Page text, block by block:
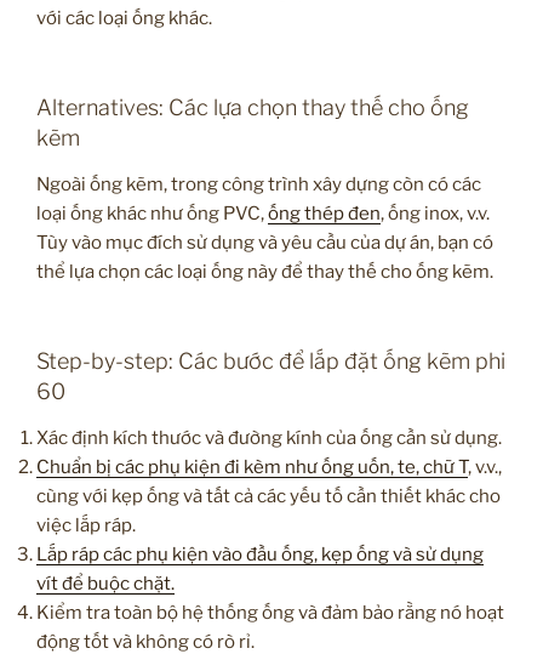
với các loại ống khác.
Alternatives: Các lựa chọn thay thế cho ống
kẽm
Ngoài ống kẽm, trong công trình xây dựng còn có các
loại ống khác như ống PVC,ống thép đen, ống inox, v.v.
Tùy vào mục đích sử dụng và yêu cầu của dự án, bạn có
thể lựa chọn các loại ống này để thay thế cho ống kẽm.
Step-by-step: Các bước để lắp đặt ống kẽm phi
60
Xác định kích thước và đường kính của ống cần sử dụng.
Chuẩn bị các phụ kiện đi kèm như ống uốn, te, chữ T, v.v.,
cùng với kẹp ống và tất cả các yếu tố cần thiết khác cho
việc lắp ráp.
Lắp ráp các phụ kiện vào đầu ống, kẹp ống và sử dụng
vít để buộc chặt.
Kiểm tra toàn bộ hệ thống ống và đảm bảo rằng nó hoạt
động tốt và không có rò rỉ.